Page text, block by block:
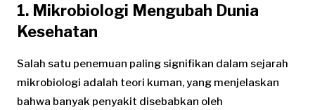
1. Mikrobiologi Mengubah Dunia
Kesehatan
Salah satu penemuan paling signifikan dalam sejarah
mikrobiologi adalah teori kuman, yang menjelaskan
bahwa banyak penyakit disebabkan oleh